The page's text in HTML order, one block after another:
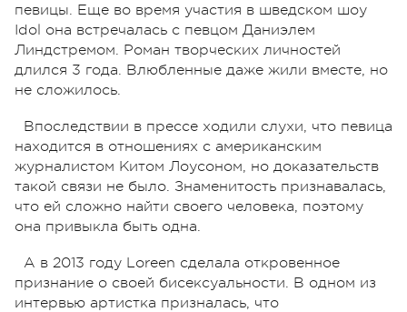
певицы. Еще во время участия в шведском шоу
Idol она встречалась с певцом Даниэлем
Линдстремом. Роман творческих личностей
длился 3 года. Влюбленные даже жили вместе, но
не сложилось.
Впоследствии в прессе ходили слухи, что певица
находится в отношениях с американским
журналистом Китом Лоусоном, но доказательств
такой связи не было. Знаменитость признавалась,
что ей сложно найти своего человека, поэтому
она привыкла быть одна.
А в 2013 году Loreen сделала откровенное
признание о своей бисексуальности. В одном из
интервью артистка призналась, что